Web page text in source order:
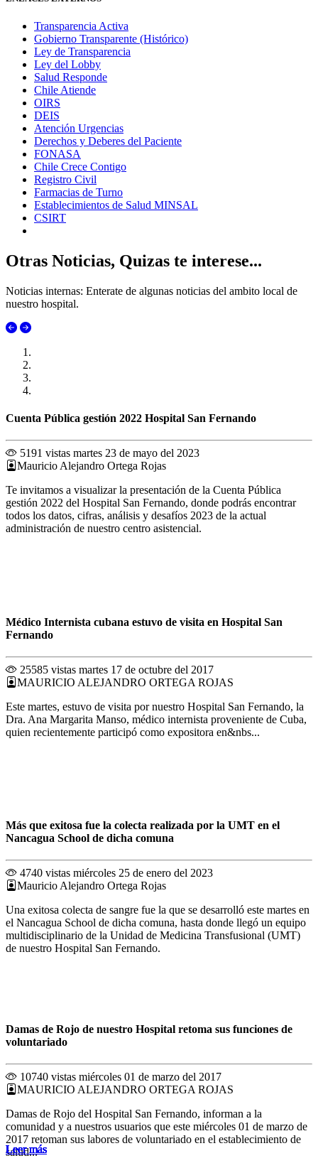
Transparencia Activa
Gobierno Transparente (Histórico)
Ley de Transparencia
Ley del Lobby
Salud Responde
Chile Atiende
OIRS
DEIS
Atención Urgencias
Derechos y Deberes del Paciente
FONASA
Chile Crece Contigo
Registro Civil
Farmacias de Turno
Establecimientos de Salud MINSAL
CSIRT
Otras Noticias, Quizas te interese...
Noticias internas: Enterate de algunas noticias del ambito local de
nuestro hospital.
Cuenta Pública gestión 2022 Hospital San Fernando
5191 vistas martes 23 de mayo del 2023
Mauricio Alejandro Ortega Rojas
Te invitamos a visualizar la presentación de la Cuenta Pública
gestión 2022 del Hospital San Fernando, donde podrás encontrar
todos los datos, cifras, análisis y desafíos 2023 de la actual
administración de nuestro centro asistencial.
Leer más
Médico Internista cubana estuvo de visita en Hospital San
Fernando
25585 vistas martes 17 de octubre del 2017
MAURICIO ALEJANDRO ORTEGA ROJAS
Este martes, estuvo de visita por nuestro Hospital San Fernando, la
Dra. Ana Margarita Manso, médico internista proveniente de Cuba,
quien recientemente participó como expositora en&nbs...
Leer más
Más que exitosa fue la colecta realizada por la UMT en el
Nancagua School de dicha comuna
4740 vistas miércoles 25 de enero del 2023
Mauricio Alejandro Ortega Rojas
Una exitosa colecta de sangre fue la que se desarrolló este martes en
el Nancagua School de dicha comuna, hasta donde llegó un equipo
multidisciplinario de la Unidad de Medicina Transfusional (UMT)
de nuestro Hospital San Fernando.
Leer más
Damas de Rojo de nuestro Hospital retoma sus funciones de
voluntariado
10740 vistas miércoles 01 de marzo del 2017
MAURICIO ALEJANDRO ORTEGA ROJAS
Damas de Rojo del Hospital San Fernando, informan a la
comunidad y a nuestros usuarios que este miércoles 01 de marzo de
2017 retoman sus labores de voluntariado en el establecimiento de
salud...
Leer más
Leer más
Leer más
Leer más
Leer más
Leer más
Leer más
Leer más
Leer más